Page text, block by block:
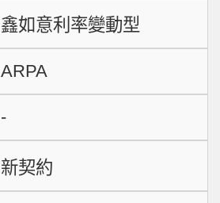
鑫如意利率變動型
ARPA
-
新契約